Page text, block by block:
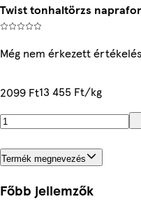
Twist tonhaltörzs
Még nem érkezett értékelés
2099 Ft13 455 Ft/kg
Termék megnevezés
Főbb jellemzők